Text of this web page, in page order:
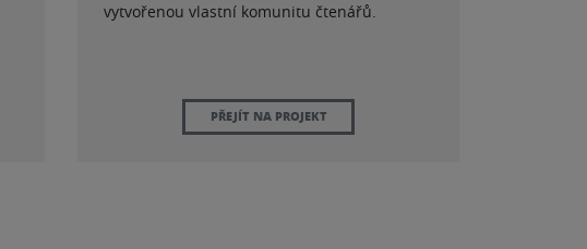
vytvořenou vlastní komunitu čtenářů.
PŘEJÍT NA PROJEKT